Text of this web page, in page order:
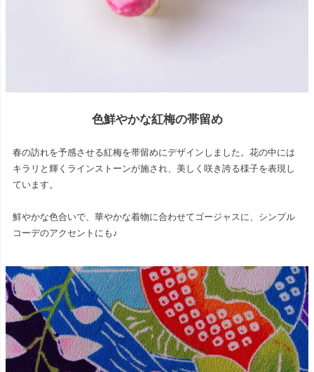
色鮮やかな紅梅の帯留め
春の訪れを予感させる紅梅を帯留めにデザインしました。花の中には
キラリと輝くラインストーンが施され、美しく咲き誇る様子を表現し
ています。
鮮やかな色合いで、華やかな着物に合わせてゴージャスに、シンプル
コーデのアクセントにも♪